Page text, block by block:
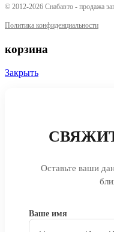
© 2012-2026 Снабавто - продажа
Политика конфиденциальности
корзина
Закрыть
Оставьте ваши
Ваше имя